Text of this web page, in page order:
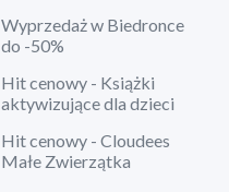
Wyprzedaż w Biedronce
do -50%
Hit cenowy - Książki
aktywizujące dla dzieci
Hit cenowy - Cloudees
Małe Zwierzątka